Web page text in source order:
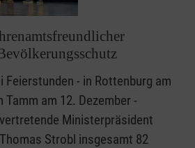
Feierstunden - in Rottenburg am
Tamm am 12. Dezember -
Ministerpräsident
Strobl insgesamt 82